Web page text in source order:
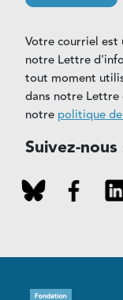
Votre courriel est
notre Lettre
tout moment
dans notre
notre politique
Suivez-